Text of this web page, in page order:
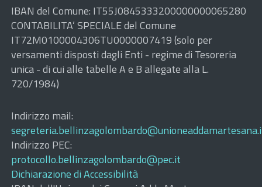
IBAN del Comune: IT55J0845333200000000065280
CONTABILITA’ SPECIALE del Comune
IT72M0100004306TU0000007419 (solo per
versamenti disposti dagli Enti - regime di Tesoreria
unica - di cui alle tabelle A e B allegate alla L.
720/1984)
Indirizzo mail:
Indirizzo PEC:
protocollo.bellinzagolombardo@pec.it
Dichiarazione di Accessibilità